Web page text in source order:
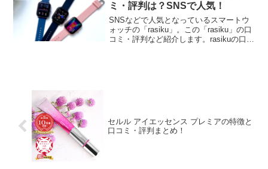
ミ・評判は？SNSで人気！
SNSなどで人気となっているスマートウ
ォッチの「rasiku」。この「rasiku」の口
コミ・評判など紹介します。rasikuの口コ
セルル アイエッセンス プレミアの特徴と
口コミ・評判まとめ！